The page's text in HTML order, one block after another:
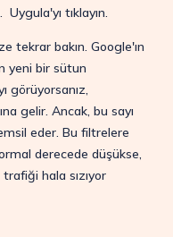
Uygula'yı tıklayın.
tekrar bakın. Google'ın
yeni bir sütun
görüyorsanız,
gelir. Ancak, bu sayı
eder. Bu filtrelere
derecede düşükse,
hala sızıyor